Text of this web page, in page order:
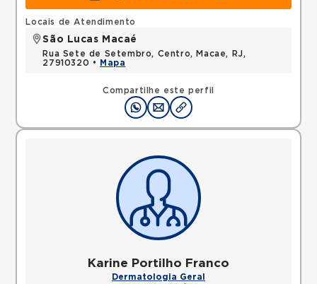
Compartilhe este perfil
Locais de Atendimento
São Lucas Macaé
Rua Sete de Setembro, Centro, Macae, RJ,
27910320 •
Mapa
Karine Portilho Franco
Dermatologia Geral